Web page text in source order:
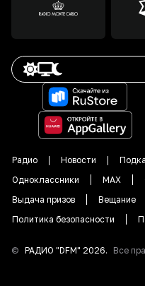
Радио Новости
Одноклассники
MAX
Выдача призов
Вещание
Политика безопасности
© РАДИО "DFM" 2026. Все